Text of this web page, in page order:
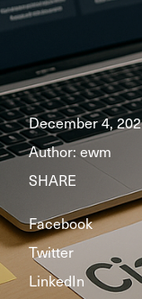
December 4,
Author: ewm
SHARE
Facebook
Twitter
LinkedIn